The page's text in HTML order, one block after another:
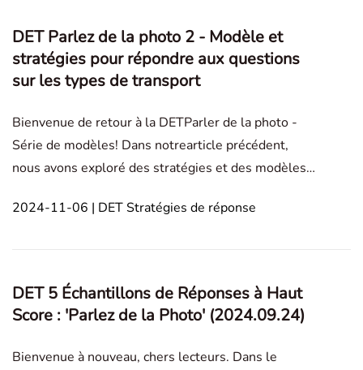
DET Parlez de la photo 2 - Modèle et
stratégies pour répondre aux questions
sur les types de transport
Bienvenue de retour à la DETParler de la photo -
Série de modèles! Dans notrearticle précédent,
nous avons exploré des stratégies et des modèles
personnes.Dans cet article de blog, nous nous
2024-11-06 | DET Stratégies de réponse
DET 5 Échantillons de Réponses à Haut
Score : 'Parlez de la Photo' (2024.09.24)
Bienvenue à nouveau, chers lecteurs. Dans le